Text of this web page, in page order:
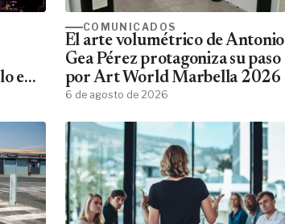
en
COMUNICADOS
El arte volumétrico de Antonio
Gea Pérez protagoniza su paso
por Art World Marbella 2026
6 de agosto de 2026